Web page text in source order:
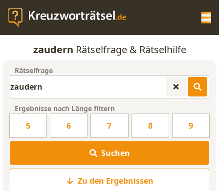
KREUZWORTRÄTSEL-HILFE
WORTLISTE
zaudern Rätselfrage & Rätselhilfe
Rätselfrage
Ergebnisse nach Länge filtern
5 6 7 8 9
Suchen
Zu den Ergebnissen